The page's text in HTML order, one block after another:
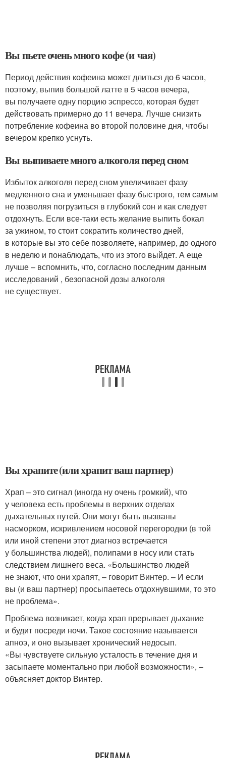
Вы пьете очень много кофе (и чая)
Период действия кофеина может длиться до 6 часов,
поэтому, выпив большой латте в 5 часов вечера,
вы получаете одну порцию эспрессо, которая будет
действовать примерно до 11 вечера. Лучше снизить
потребление кофеина во второй половине дня, чтобы
вечером крепко уснуть.
Вы выпиваете много алкоголя перед сном
Избыток алкоголя перед сном увеличивает фазу
медленного сна и уменьшает фазу быстрого, тем самым
не позволяя погрузиться в глубокий сон и как следует
отдохнуть. Если все-таки есть желание выпить бокал
за ужином, то стоит сократить количество дней,
в которые вы это себе позволяете, например, до одного
в неделю и понаблюдать, что из этого выйдет. А еще
лучше – вспомнить, что, согласно последним данным
исследований , безопасной дозы алкоголя
не существует.
Вы храпите (или храпит ваш партнер)
Храп – это сигнал (иногда ну очень громкий), что
у человека есть проблемы в верхних отделах
дыхательных путей. Они могут быть вызваны
насморком, искривлением носовой перегородки (в той
или иной степени этот диагноз встречается
у большинства людей), полипами в носу или стать
следствием лишнего веса. «Большинство людей
не знают, что они храпят, – говорит Винтер. – И если
вы (и ваш партнер) просыпаетесь отдохнувшими, то это
не проблема».
Проблема возникает, когда храп прерывает дыхание
и будит посреди ночи. Такое состояние называется
апноэ, и оно вызывает хронический недосып.
«Вы чувствуете сильную усталость в течение дня и
засыпаете моментально при любой возможности», –
объясняет доктор Винтер.